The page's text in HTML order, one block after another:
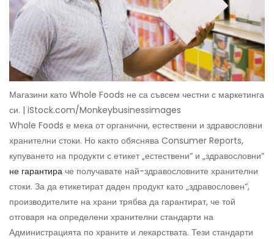
Магазини като Whole Foods не са съвсем честни с маркетинга
си. | iStock.com/Monkeybusinessimages
Whole Foods е мека от органични, естествени и здравословни
хранителни стоки. Но както обяснява Consumer Reports,
купуването на продукти с етикет „естествени“ и „здравословни“
не гарантира че получавате най-здравословните хранителни
стоки. За да етикетират даден продукт като „здравословен“,
производителите на храни трябва да гарантират, че той
отговаря на определени хранителни стандарти на
Администрацията по храните и лекарствата. Тези стандарти